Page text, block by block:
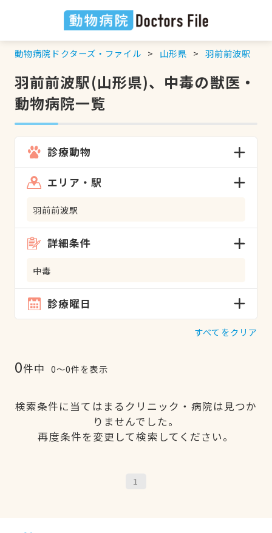
動物病院ドクターズ・ファイル 山形県 羽前前波駅
羽前前波駅(山形県)、中毒の獣医・
動物病院一覧
診療動物
エリア・駅
羽前前波駅
詳細条件
中毒
診療曜日
すべてをクリア
0件中 0〜0件を表示
検索条件に当てはまるクリニック・病院は見つか
りませんでした。
再度条件を変更して検索してください。
1